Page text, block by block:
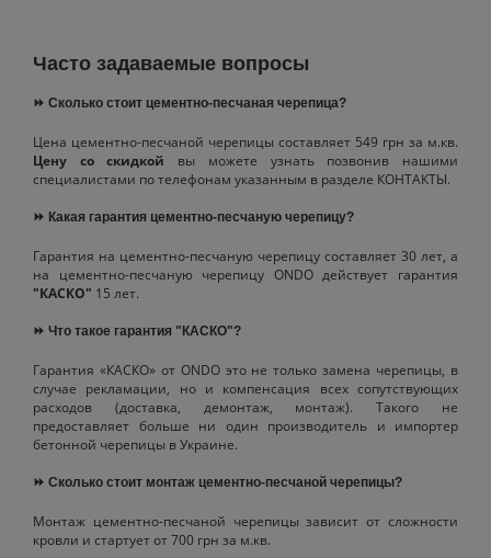
Часто задаваемые вопросы
⏩ Сколько стоит цементно-песчаная черепица?
Цена цементно-песчаной черепицы составляет 549 грн за м.кв.
Цену со скидкой вы можете узнать позвонив нашими
специалистами по телефонам указанным в разделе КОНТАКТЫ.
⏩ Какая гарантия цементно-песчаную черепицу?
Гарантия на цементно-песчаную черепицу составляет 30 лет, а
на цементно-песчаную черепицу ONDO действует гарантия
"КАСКО" 15 лет.
⏩ Что такое гарантия "КАСКО"?
Гарантия «КАСКО» от ONDO это не только замена черепицы, в
случае рекламации, но и компенсация всех сопутствующих
расходов (доставка, демонтаж, монтаж). Такого не
предоставляет больше ни один производитель и импортер
бетонной черепицы в Украине.
⏩ Сколько стоит монтаж цементно-песчаной черепицы?
Монтаж цементно-песчаной черепицы зависит от сложности
кровли и стартует от 700 грн за м.кв.